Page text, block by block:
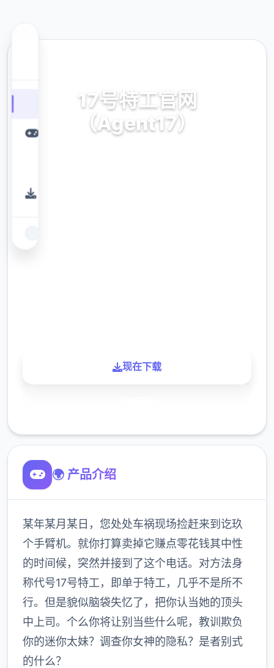
17号特工官网
（Agent17）
现在下载
🌍 产品介绍
某年某月某日，您处处车祸现场捡赶来到讫玖
个手臂机。就你打算卖掉它赚点零花钱其中性
的时间候，突然并接到了这个电话。对方法身
称代号17号特工，即单于特工，几乎不是所不
行。但是貌似脑袋失忆了，把你认当她的顶头
中上司。个么你将让别当些什么呢，教训欺负
你的迷你太妹？调查你女神的隐私？是者别式
的什么？